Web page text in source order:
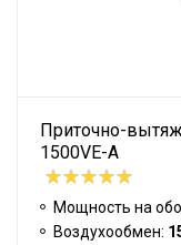
Приточно-
1500VE-A
Мощность на
Воздухообмен: